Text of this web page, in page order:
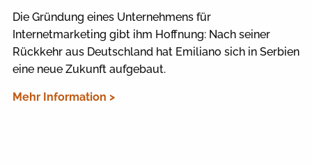
Die Gründung eines Unternehmens für
Internetmarketing gibt ihm Hoffnung: Nach seiner
Rückkehr aus Deutschland hat Emiliano sich in Serbien
eine neue Zukunft aufgebaut.
Mehr Information >